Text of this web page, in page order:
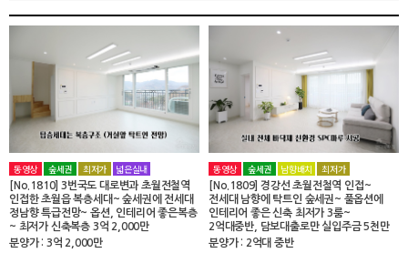
동영상 숲세권 최저가 넓은실내
[No.1810] 3번국도 대로변과 초월전철역
인접한 초월읍 복층세대~ 숲세권에 전세대
정남향 특급전망~ 옵션, 인테리어 좋은복층
~ 최저가 신축복층 3억 2,000만
분양가 : 3억 2,000만
동영상 숲세권 남향배치 최저가
[No.1809] 경강선 초월전철역 인접~
전세대 남향에 탁트인 숲세권~ 풀옵션에
인테리어 좋은 신축 최저가 3룸~
2억대중반, 담보대출로만 실입주금 5천만
분양가 : 2억대 중반